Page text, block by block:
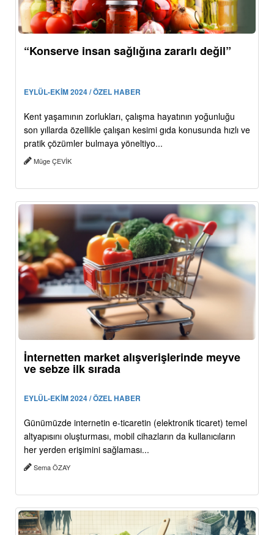
“Konserve insan sağlığına zararlı değil”
EYLÜL-EKİM 2024 / ÖZEL HABER
Kent yaşamının zorlukları, çalışma hayatının yoğunluğu
son yıllarda özellikle çalışan kesimi gıda konusunda hızlı ve
pratik çözümler bulmaya yöneltiyo...
Müge ÇEVİK
İnternetten market alışverişlerinde meyve
ve sebze ilk sırada
EYLÜL-EKİM 2024 / ÖZEL HABER
Günümüzde internetin e-ticaretin (elektronik ticaret) temel
altyapısını oluşturması, mobil cihazların da kullanıcıların
her yerden erişimini sağlaması...
Sema ÖZAY